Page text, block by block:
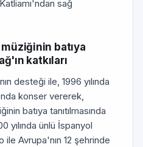
sağ
batıya
katkıları
desteği ile, 1996 yılında
konser vererek,
batıya tanıtılmasında
yılında ünlü İspanyol
Avrupa'nın 12 şehrinde